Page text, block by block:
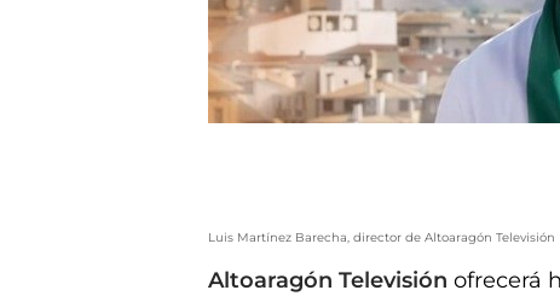
Luis Martínez Barecha, director de Altoaragón Televisión
Altoaragón Televisión ofrecerá